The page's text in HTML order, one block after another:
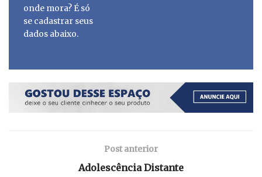
onde mora? É só
se cadastrar seus
dados abaixo.
Post anterior
Adolescência Distante